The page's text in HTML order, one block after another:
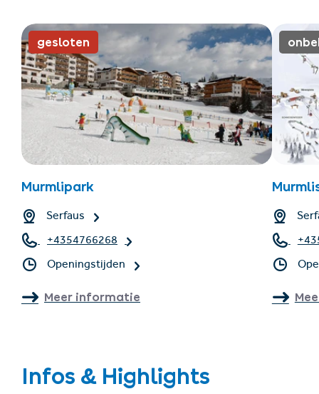
gesloten
Murmlipark
Serfaus
+4354766268
Openingstijden
Meer informatie
Infos & Highlights